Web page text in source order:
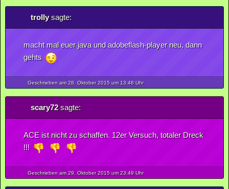
trollysagte:
macht mal euer java und adobeflash-player neu, dann
gehts
Geschrieben am 28. Oktober2015um 13:48 Uhr
scary72sagte:
ACE ist nicht zu schaffen. 12er Versuch, totaler Dreck
!!!
Geschrieben am 29. Oktober2015um 23:49 Uhr